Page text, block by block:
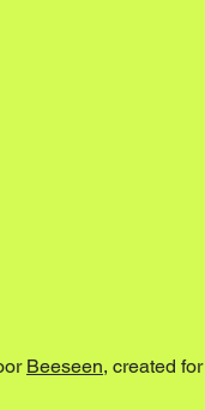
Beeseen, created for